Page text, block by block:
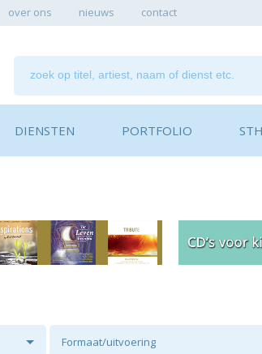
over ons nieuws contact
DIENSTEN PORTFOLIO
Formaat/uitvoering